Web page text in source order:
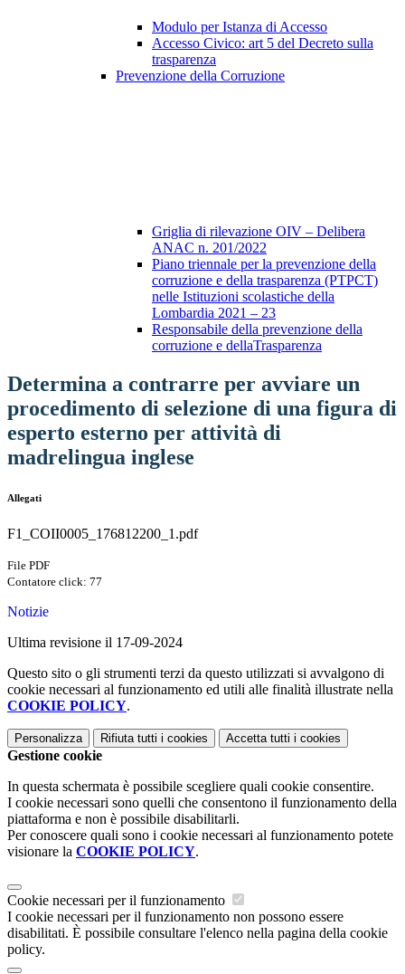
Modulo per Istanza di Accesso
Accesso Civico: art 5 del Decreto sulla
trasparenza
Prevenzione della Corruzione
Griglia di rilevazione OIV – Delibera
ANAC n. 201/2022
Piano triennale per la prevenzione della
corruzione e della trasparenza (PTPCT)
nelle Istituzioni scolastiche della
Lombardia 2021 – 23
Responsabile della prevenzione della
corruzione e dellaTrasparenza
Determina a contrarre per avviare un
procedimento di selezione di una figura di
esperto esterno per attività di
madrelingua inglese
Allegati
F1_COII0005_176812200_1.pdf
File PDF
Contatore click: 77
Notizie
Ultima revisione il 17-09-2024
Questo sito o gli strumenti terzi da questo utilizzati si avvalgono di
cookie necessari al funzionamento ed utili alle finalità illustrate nella
COOKIE POLICY.
Personalizza Rifiuta tutti i cookies Accetta tutti i cookies
Gestione cookie
In questa schermata è possibile scegliere quali cookie consentire.
I cookie necessari sono quelli che consentono il funzionamento della
piattaforma e non è possibile disabilitarli.
Per conoscere quali sono i cookie necessari al funzionamento potete
visionare la COOKIE POLICY.
Cookie necessari per il funzionamento
I cookie necessari per il funzionamento non possono essere
disabilitati. È possibile consultare l'elenco nella pagina della cookie
policy.